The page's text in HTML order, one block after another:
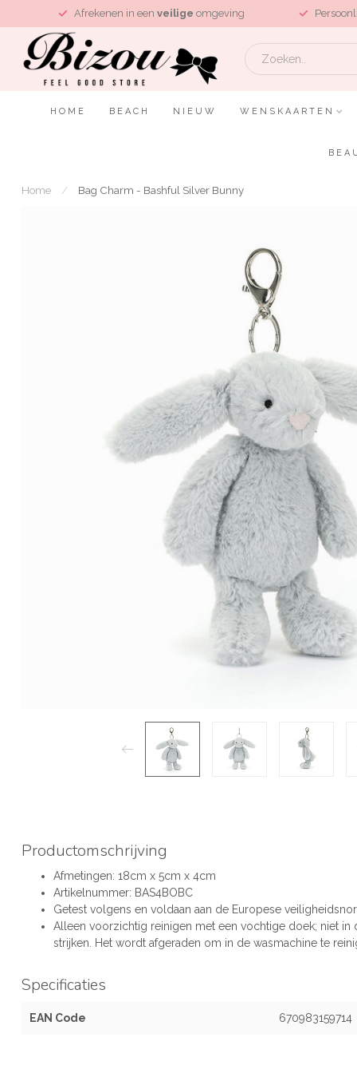
Afrekenen in een veilige omgeving
HOME BEACH NIEUW WENSKAARTEN
Home / Bag Charm - Bashful Silver Bunny
Productomschrijving
Afmetingen: 18cm x 5cm x 4cm
Artikelnummer: BAS4BOBC
Getest volgens en voldaan aan de Europese
Alleen voorzichtig reinigen met een vochtige doek; niet
strijken. Het wordt afgeraden om in de wasmachine te
Specificaties
EAN Code 670983159714